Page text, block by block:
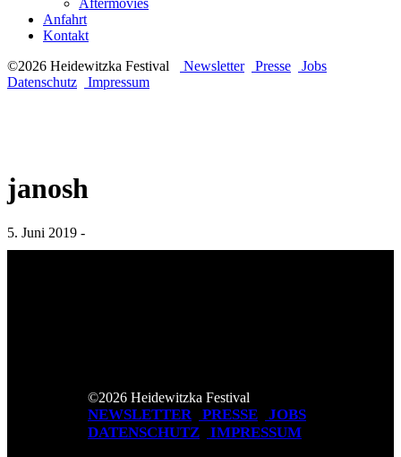
Aftermovies
Anfahrt
Kontakt
©2026 Heidewitzka Festival
Newsletter Presse
Jobs
Datenschutz
Impressum
janosh
5. Juni 2019 -
©2026 Heidewitzka Festival
NEWSLETTER PRESSE
JOBS
DATENSCHUTZ
IMPRESSUM